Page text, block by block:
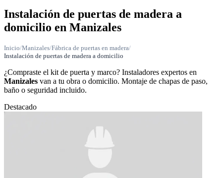
Instalación de puertas de madera a
domicilio en Manizales
Inicio/Manizales/Fábrica de puertas en madera/
Instalación de puertas de madera a domicilio
¿Compraste el kit de puerta y marco? Instaladores expertos en
Manizales van a tu obra o domicilio. Montaje de chapas de paso,
baño o seguridad incluido.
Destacado